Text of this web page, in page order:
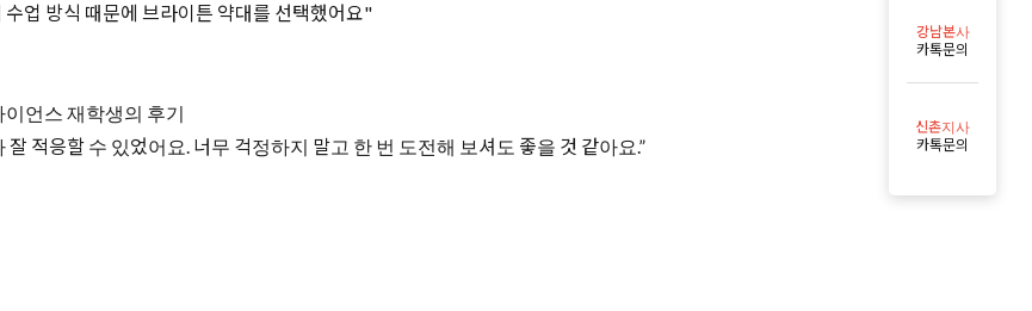
강남본사
카톡문의
신촌지사
카톡문의
업 방식 때문에 브라이튼 약대를 선택했어요"
언스 재학생의 후기
적응할 수 있었어요. 너무 걱정하지 말고 한 번 도전해 보셔도 좋을 것 같아요.”